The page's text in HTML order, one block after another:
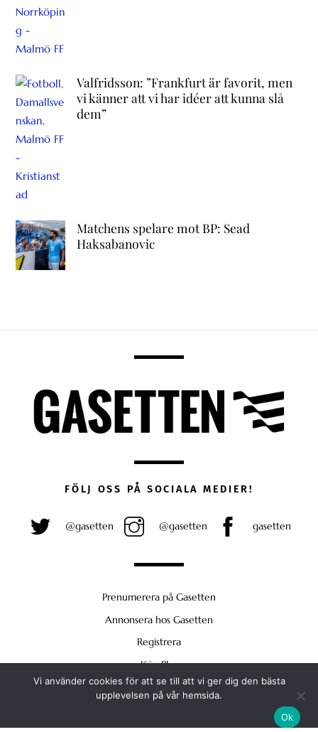
Valfridsson: ”Frankfurt är favorit, men
vi känner att vi har idéer att kunna slå
dem”
Matchens spelare mot BP: Sead
Haksabanovic
To
Top
FÖLJ OSS PÅ SOCIALA MEDIER!
@gasetten @gasetten gasetten
Prenumerera på Gasetten
Annonsera hos Gasetten
Registrera
Köp Plus
Vi använder cookies för att se till att vi ger dig den bästa
upplevelsen på vår hemsida.
Ok